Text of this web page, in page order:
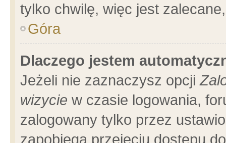
tylko chwilę, więc jest
Góra
Dlaczego jestem
Jeżeli nie zaznaczysz opcji
wizycie w czasie logowania,
zalogowany tylko przez
zapobiega przejęciu dostępu